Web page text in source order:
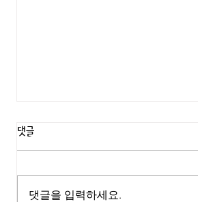
댓글
댓글을 입력하세요.